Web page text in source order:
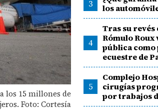
los 15 millones de
Foto: Cortesía
3
los
4
Tras su revés
Rómulo Roux
pública como
ecuestre de
5
Complejo
cirugías
por trabajos